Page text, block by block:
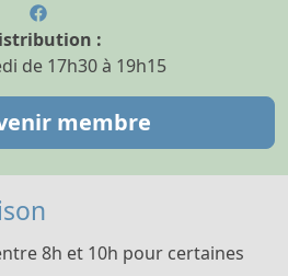
:
de 17h30 à 19h15
membre
8h et 10h pour certaines